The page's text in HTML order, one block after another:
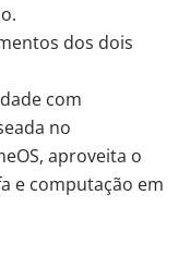
dos dois
com
no
aproveita o
e computação em